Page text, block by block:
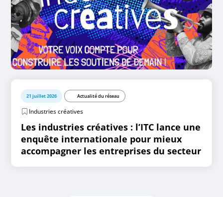
21 juillet 2026 Actualité du réseau
Industries créatives
Les industries créatives : l’ITC lance une
enquête internationale pour mieux
accompagner les entreprises du secteur